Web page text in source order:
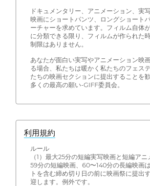
ドキュメンタリー、アニメーション、実
映画にショートパンツ、ロングショート
ーチャーを求めています。フィルム自体
に分類できる限り、フィルムが作られた
制限はありません。
あなたが面白い実写やアニメーション映
る場合、私たちは暖かく私たちのフェス
たちの映画セクションに提出することを歓
多くの最高の願い-GIFF委員会。
利用規約
ルール
（1）最大25分の短編実写映画と短編ア
59分の短編映画、60〜140分の長編映画
トを含む締め切り日の前に映画祭に提出
迎します。例外です。